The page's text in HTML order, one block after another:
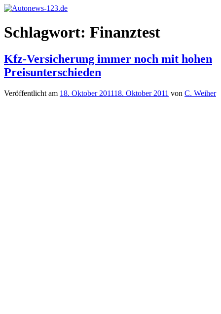
Zum
springen
Autonews-
123.de
Autonews
mit
Schlagwort: Finanztest
Kfz-Versicherung immer noch mit hohen
Preisunterschieden
Veröffentlicht am 18. Oktober 201118. Oktober 2011 von C. Weiher